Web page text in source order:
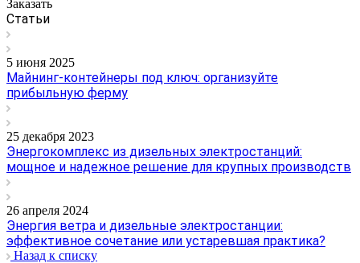
Заказать
Статьи
5 июня 2025
Майнинг-контейнеры под ключ: организуйте
прибыльную ферму
25 декабря 2023
Энергокомплекс из дизельных электростанций:
мощное и надежное решение для крупных производств
26 апреля 2024
Энергия ветра и дизельные электростанции:
эффективное сочетание или устаревшая практика?
Назад к списку